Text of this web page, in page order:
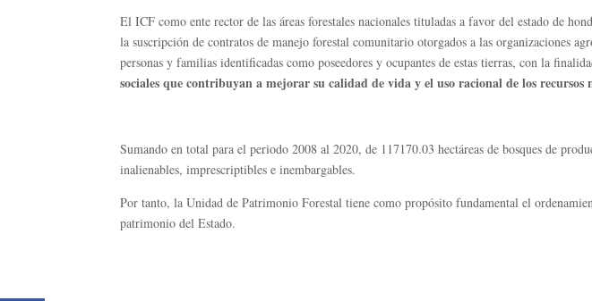
El ICF como ente rector de las áreas forestales nacionales tituladas a favor del estado de
la suscripción de contratos de manejo forestal comunitario otorgados a las organizaciones
personas y familias identificadas como poseedores y ocupantes de estas tierras, con la
sociales que contribuyan a mejorar su calidad de vida y el uso racional de los recursos
Sumando en total para el periodo 2008 al 2020, de 117170.03 hectáreas de bosques de
inalienables, imprescriptibles e inembargables.
Por tanto, la Unidad de Patrimonio Forestal tiene como propósito fundamental el
patrimonio del Estado.